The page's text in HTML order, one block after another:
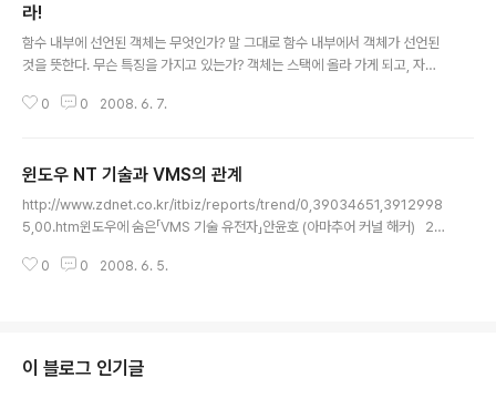
라!
함수 내부에 선언된 객체는 무엇인가? 말 그대로 함수 내부에서 객체가 선언된
것을 뜻한다. 무슨 특징을 가지고 있는가? 객체는 스택에 올라 가게 되고, 자동
면 안되는가? 간단하다. 함수가 리턴되고, 바로 .. 객체는 사라진다. 이때 리턴된
0 0 2008. 6. 7.
윈도우 NT 기술과 VMS의 관계
http://www.zdnet.co.kr/itbiz/reports/trend/0,39034651,3912998
5,00.htm윈도우에 숨은「VMS 기술 유전자」안윤호 (아마추어 커널 해커) 20
VMS 개발자인 커틀러와도 같이 일한 적이 있다. 윈도우 NT 기술은 VMS와 막
던 V2 로켓의 책임자이기도 했다. V2의 V는 ‘Vergeltungswaffe’라는의미의
독일어로 ‘진보된 무기’를..
0 0 2008. 6. 5.
이 블로그 인기글